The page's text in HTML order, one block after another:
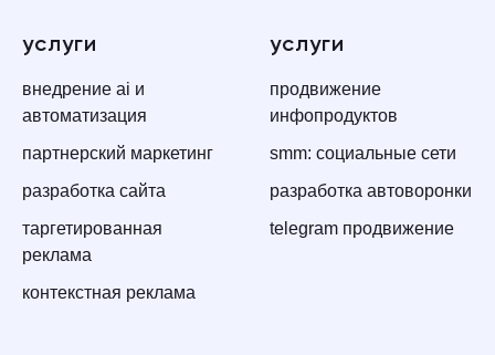
услуги
внедрение ai и
автоматизация
партнерский маркетинг
разработка сайта
таргетированная
реклама
контекстная реклама
услуги
продвижение
инфопродуктов
smm: социальные сети
разработка автоворонки
telegram продвижение